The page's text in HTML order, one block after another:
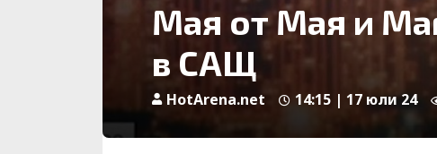
Мая от Мая и
в САЩ
HotArena.net 14:15 | 17 юли 24